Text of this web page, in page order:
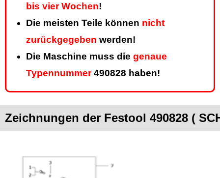
bis vier Wochen!
Die meisten Teile können nicht
zurückgegeben werden!
Die Maschine muss die genaue
Typennummer490828 haben!
Zeichnungen der Festool 490828 (